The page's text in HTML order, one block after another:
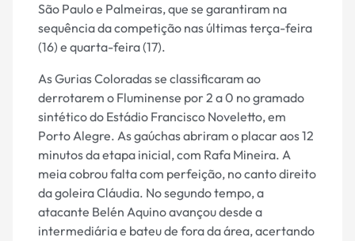
São Paulo e Palmeiras, que se garantiram na
sequência da competição nas últimas terça-feira
(16) e quarta-feira (17).
As Gurias Coloradas se classificaram ao
derrotarem o Fluminense por 2 a 0 no gramado
sintético do Estádio Francisco Noveletto, em
Porto Alegre. As gaúchas abriram o placar aos 12
minutos da etapa inicial, com Rafa Mineira. A
meia cobrou falta com perfeição, no canto direito
da goleira Cláudia. No segundo tempo, a
atacante Belén Aquino avançou desde a
intermediária e bateu de fora da área, acertando